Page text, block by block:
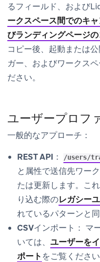
るフィールド、および
ークスペース間でのキ
びランディングページ
コピー後、起動または
ガー、およびワークス
ださい。
ユーザープロフ
一般的なアプローチ：
REST API：
/users/
と属性で送信先ワー
たは更新します。こ
り込む際のレガシー
れているパターンと同
CSVインポート： マ
いては、 ユーザーを
ポート をご覧ください